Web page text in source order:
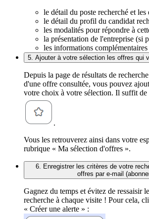
le détail du poste recherché et les
le détail du profil du candidat
les modalités pour répondre à
la présentation de l'entreprise (si
les informations complémentaires
5. Ajouter à votre sélection les offres qui
Depuis la page de résultats de
d'une offre consultée, vous pouvez
votre choix à votre sélection. Il suffit
.
Vous les retrouverez ainsi dans votre
rubrique « Ma sélection d'offres ».
6. Enregistrer les critères de votre
offres par e-mail
Gagnez du temps et évitez de ressaisir
recherche à chaque visite ! Pour cela,
« Créer une alerte » :